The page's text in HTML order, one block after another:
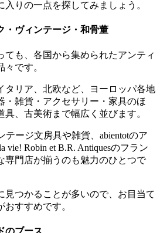
りの一点を探してみましょう。
・ヴィンテージ・和骨董
ても、各国から集められたアンティ
です。
タリア、北欧など、ヨーロッパ各地
・雑貨・アクセサリー・家具のほ
、古美術まで幅広く並びます。
テージ文房具や雑貨、abientotのア
vie! Robin et B.R. Antiquesのフラン
専門店が揃うのも魅力のひとつで
見つかることが多いので、お目当て
すすめです。
のブース